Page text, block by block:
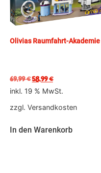
Olivias Raumfahrt-Akademie
69,99€58,99€
inkl. 19 % MwSt.
zzgl. Versandkosten
In den Warenkorb